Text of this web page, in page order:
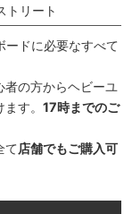
トリート
ードに必要なすべて
の方からヘビーユ
す。 17時までのご
て店舗でもご購入可